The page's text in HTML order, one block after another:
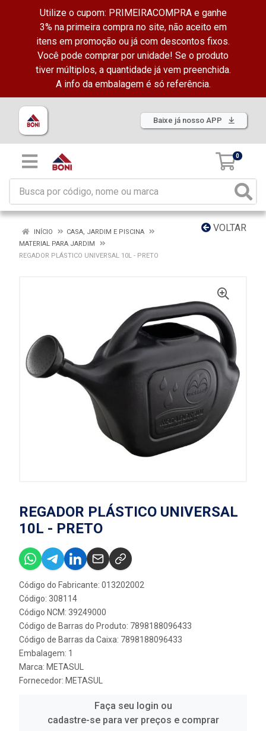
Utilize o cupom: PRIMEIRACOMPRA e ganhe
3% na primeira compra no site, não aceito em
itens em promoção ou já com descontos fixos.
Você pode comprar por unidade! Se o produto
tiver múltiplos, a quantidade já vem preenchida.
A info da embalagem é só referência.
Baixe já nosso APP
0
VOLTAR
INÍCIO
CASA, JARDIM E PISCINA
MATERIAL PARA JARDIM
REGADOR PLÁSTICO UNIVERSAL 10L - PRETO
REGADOR PLÁSTICO UNIVERSAL
10L - PRETO
Código do Fabricante: 013202002
Código: 308114
Código NCM: 39249000
Código de Barras do Produto: 7898188096433
Código de Barras da Caixa: 7898188096433
Embalagem: 1
Marca: METASUL
Fornecedor: METASUL
Faça seu login ou
cadastre-se para ver preços e comprar